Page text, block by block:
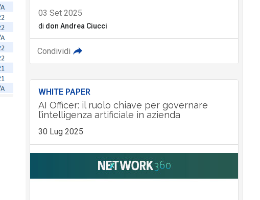
03 Set 2025
di don Andrea Ciucci
Condividi
WHITE PAPER
AI Officer: il ruolo chiave per governare
l’intelligenza artificiale in azienda
30 Lug 2025